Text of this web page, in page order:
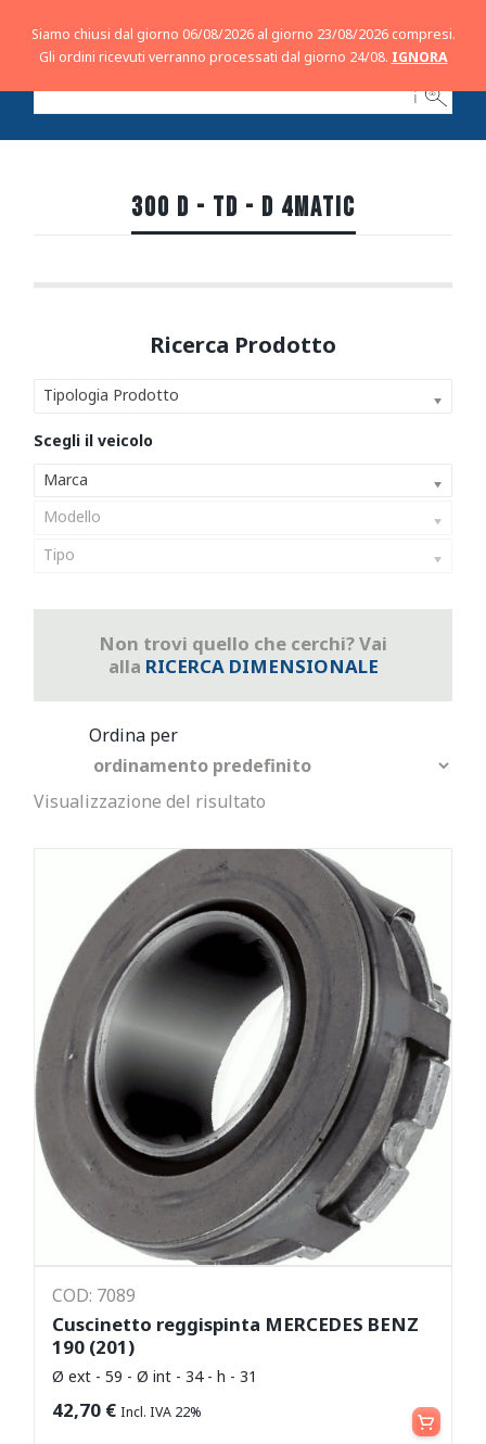
ℹ
300 D - TD - D 4MATIC
Tipologia Prodotto
Marca
Modello
Tipo
Non trovi quello che cerchi? Vai
alla RICERCA DIMENSIONALE
Visualizzazione del risultato
COD: 7089
Cuscinetto reggispinta MERCEDES BENZ
190 (201)
Ø ext - 59 - Ø int - 34 - h - 31
42,70 € Incl. IVA 22% Aggiungi al carrello
Siamo chiusi dal giorno 06/08/2026 al giorno 23/08/2026 compresi.
Gli ordini ricevuti verranno processati dal giorno 24/08. IGNORA